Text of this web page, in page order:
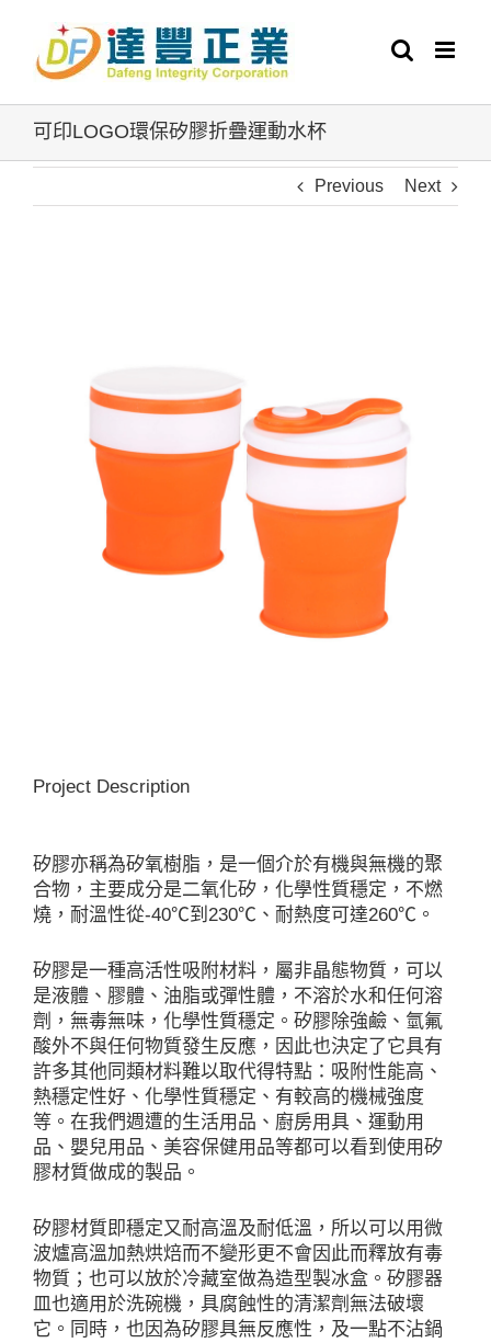
content
可印LOGO環保矽膠折疊運動水杯
Previous Next
Project Description
矽膠亦稱為矽氧樹脂，是一個介於有機與無機的聚
合物，主要成分是二氧化矽，化學性質穩定，不燃
燒，耐溫性從-40℃到230℃、耐熱度可達260℃。
矽膠是一種高活性吸附材料，屬非晶態物質，可以
是液體、膠體、油脂或彈性體，不溶於水和任何溶
劑，無毒無味，化學性質穩定。矽膠除強鹼、氫氟
酸外不與任何物質發生反應，因此也決定了它具有
許多其他同類材料難以取代得特點：吸附性能高、
熱穩定性好、化學性質穩定、有較高的機械強度
等。在我們週遭的生活用品、廚房用具、運動用
品、嬰兒用品、美容保健用品等都可以看到使用矽
膠材質做成的製品。
矽膠材質即穩定又耐高溫及耐低溫，所以可以用微
波爐高溫加熱烘焙而不變形更不會因此而釋放有毒
物質；也可以放於冷藏室做為造型製冰盒。矽膠器
皿也適用於洗碗機，具腐蝕性的清潔劑無法破壞
它。同時，也因為矽膠具無反應性，及一點不沾鍋